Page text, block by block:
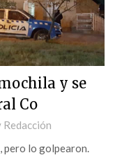
y se
Co
Redacción
pero lo golpearon.